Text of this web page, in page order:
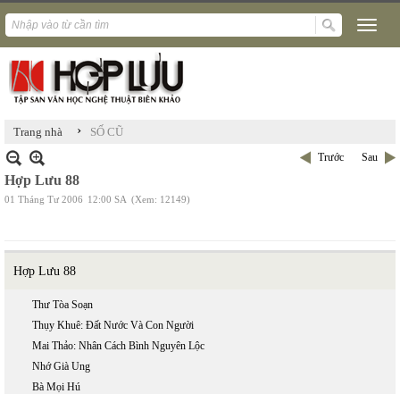
Trang nhà › SỐ CŨ
Trước Sau
Hợp Lưu 88
01 Tháng Tư 2006 12:00 SA (Xem: 12149)
Hợp Lưu 88
Thư Tòa Soạn
Thụy Khuê: Đất Nước Và Con Người
Mai Thảo: Nhân Cách Bình Nguyên Lộc
Nhớ Già Ung
Bà Mọi Hú